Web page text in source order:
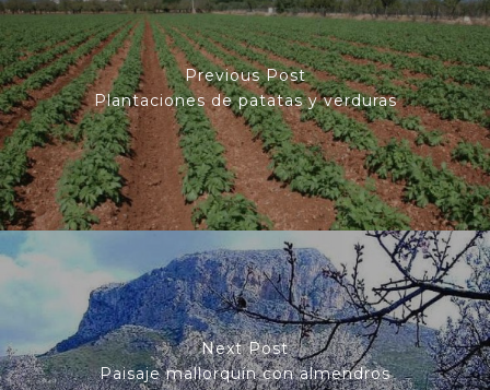
Previous Post
Plantaciones de patatas y verduras
Next Post
Paisaje mallorquín con almendros